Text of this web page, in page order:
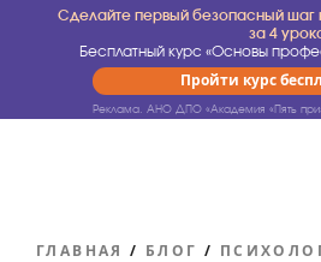
Сделайте первый безопасный шаг
за 4
Бесплатный курс «Основы
Пройти курс
Реклама. АНО ДПО «Академия «Пять
ГЛАВНАЯ / БЛОГ /